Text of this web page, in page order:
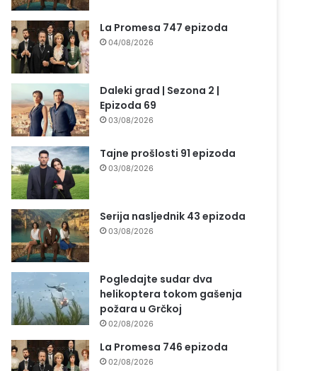
La Promesa 747 epizoda
04/08/2026
Daleki grad | Sezona 2 |
Epizoda 69
03/08/2026
Tajne prošlosti 91 epizoda
03/08/2026
Serija nasljednik 43 epizoda
03/08/2026
Pogledajte sudar dva
helikoptera tokom gašenja
požara u Grčkoj
02/08/2026
La Promesa 746 epizoda
02/08/2026